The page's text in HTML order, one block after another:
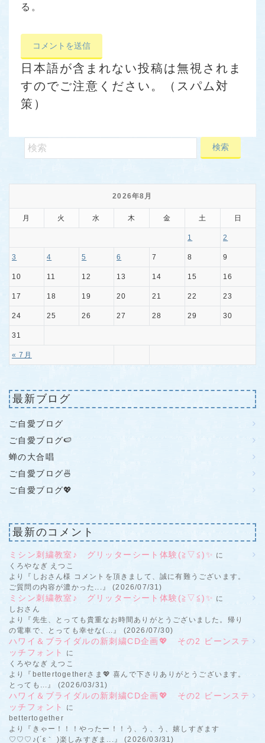
る。
日本語が含まれない投稿は無視されま
すのでご注意ください。（スパム対
策）
2026年8月
月 火 水 木 金 土 日
« 7月
1 2
3 4 5 6 7 8 9
10 11 12 13 14 15 16
17 18 19 20 21 22 23
24 25 26 27 28 29 30
31
最新ブログ
ご自愛ブログ
ご自愛ブログ🍉
蝉の大合唱
ご自愛ブログ🍜
ご自愛ブログ💖
最新のコメント
ミシン刺繍教室♪ グリッターシート体験(≧▽≦)✨ に
くろやなぎ えつこ
より『しおさん様 コメントを頂きまして、誠に有難うございます。
ご質問の内容が濃かった...』 (2026/07/31)
ミシン刺繍教室♪ グリッターシート体験(≧▽≦)✨ に
しおさん
より『先生、とっても貴重なお時間ありがとうございました。帰り
の電車で、とっても幸せな(...』 (2026/07/30)
ハワイ＆ブライダルの新刺繍CD企画💖 その2 ビーンステ
ッチフォント
に
くろやなぎ えつこ
より『bettertogetherさま💖 喜んで下さりありがとうございます。
とっても...』 (2026/03/31)
ハワイ＆ブライダルの新刺繍CD企画💖 その2 ビーンステ
ッチフォント
に
bettertogether
より『きゃー！！！やったー！！う、う、う、嬉しすぎます
♡♡♡♪(´ε｀ )楽しみすぎま...』 (2026/03/31)